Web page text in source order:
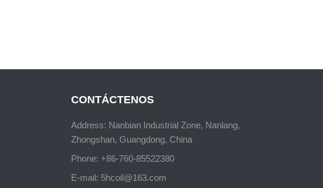
CONTÁCTENOS
Address: Nanbian Industrial Zone, Nanlang,
Zhongshan, Guangdong, China
Phone: +86-760-85522380
E-mail: 5hcoil@163.com